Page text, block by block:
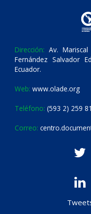
Dirección: Av.
Fernández Salvador
Ecuador.
Web: www.olade.org
Teléfono: (593 2) 259
Correo: